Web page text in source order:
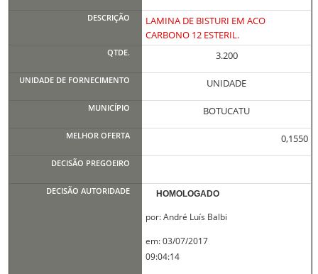
LAMINA DE BISTURI EM ACO
CARBONO 12 ESTERIL.
3.200
UNIDADE
BOTUCATU
0,1550
HOMOLOGADO
por: André Luís Balbi
em: 03/07/2017
09:04:14